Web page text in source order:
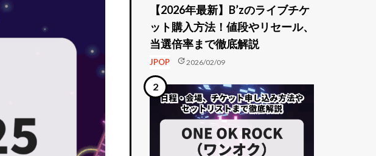
【2026年最新】B’zのライブチケ
ット購入方法！値段やリセール、
当選倍率まで徹底解説
JPOP update2026/02/09